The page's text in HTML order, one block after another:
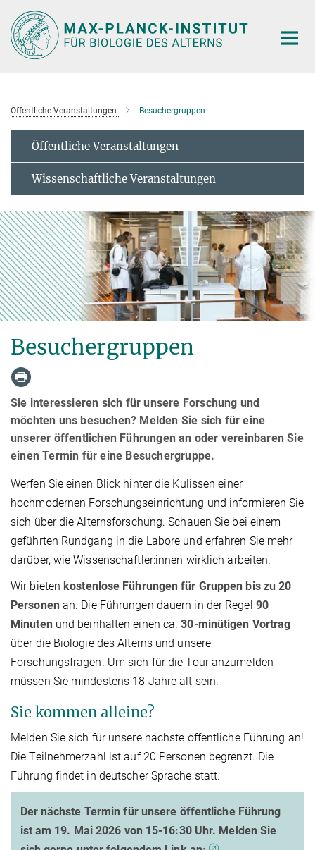
Hauptinhalt
Öffentliche Veranstaltungen Besuchergruppen
Öffentliche Veranstaltungen
Wissenschaftliche Veranstaltungen
Besuchergruppen
Sie interessieren sich für unsere Forschung und
möchten uns besuchen? Melden Sie sich für eine
unserer öffentlichen Führungen an oder vereinbaren Sie
einen Termin für eine Besuchergruppe.
Werfen Sie einen Blick hinter die Kulissen einer
hochmodernen Forschungseinrichtung und informieren Sie
sich über die Alternsforschung. Schauen Sie bei einem
geführten Rundgang in die Labore und erfahren Sie mehr
darüber, wie Wissenschaftler:innen wirklich arbeiten.
Wir bieten kostenlose Führungen für Gruppen bis zu 20
Personen an. Die Führungen dauern in der Regel 90
Minuten und beinhalten einen ca.30-minütigen Vortrag
über die Biologie des Alterns und unsere
Forschungsfragen. Um sich für die Tour anzumelden
müssen Sie mindestens 18 Jahre alt sein.
Sie kommen alleine?
Melden Sie sich für unsere nächste öffentliche Führung an!
Die Teilnehmerzahl ist auf 20 Personen begrenzt. Die
Führung findet in deutscher Sprache statt.
Der nächste Termin für unsere öffentliche Führung
ist am 19. Mai 2026 von 15-16:30 Uhr. Melden Sie